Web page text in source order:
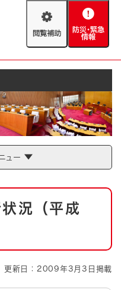
閲
助
防
緊
情
報
AED設置箇所
ュー
況（平成
更新日：2009年3月3日掲載